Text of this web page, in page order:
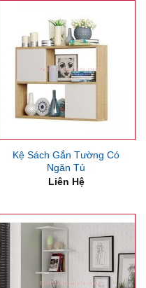
Kệ Sách Gắn Tường Có
Ngăn Tủ
Liên Hệ